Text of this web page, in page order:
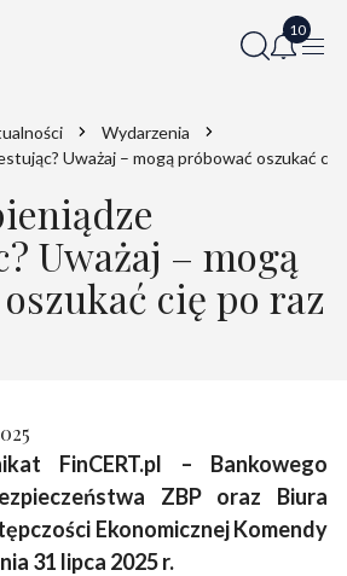
Wydarzenia
Uważaj – mogą próbować oszukać
Uważaj – mogą
cię po raz
FinCERT.pl – Bankowego
ZBP oraz Biura
Ekonomicznej Komendy
31 lipca 2025 r.